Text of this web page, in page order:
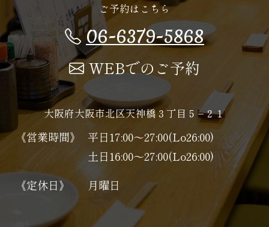
ご予約はこちら
06-6379-5868
WEBでのご予約
大阪府大阪市北区天神橋３丁目５−２１
《営業時間》
平日17:00～27:00(Lo26:00)
土日16:00～27:00(Lo26:00)
《定休日》
月曜日